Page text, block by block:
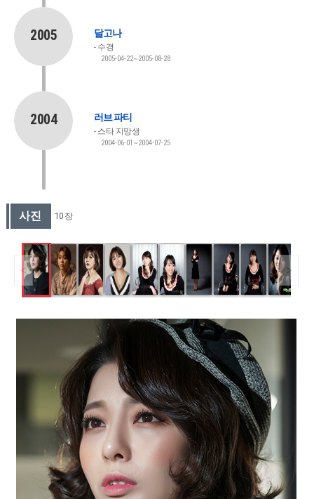
2005 달고나
수경
2005-04-22~2005-08-28
2004 러브 파티
스타 지망생
2004-06-01~2004-07-25
사진 10 장